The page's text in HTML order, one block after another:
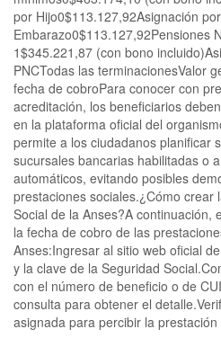
por Hijo0$113.127,92Asignación por
Embarazo0$113.127,92Pensiones
1$345.221,87 (con bono
PNCTodas las terminacionesValor
fecha de cobroPara conocer con
acreditación, los beneficiarios
en la plataforma oficial del
permite a los ciudadanos planificar
sucursales bancarias habilitadas o
automáticos, evitando posibles
prestaciones sociales.¿Cómo crear
Social de la Anses?A continuación,
la fecha de cobro de las
Anses:Ingresar al sitio web oficial
y la clave de la Seguridad
con el número de beneficio o de
consulta para obtener el
asignada para percibir la